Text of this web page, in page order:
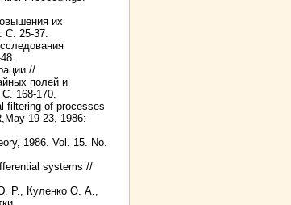
их
С. 25-37.
//
полей и
168-170.
filtering of processes
19-23, 1986:
1986. Vol. 15. No.
systems //
Р., Куленко О. А.,